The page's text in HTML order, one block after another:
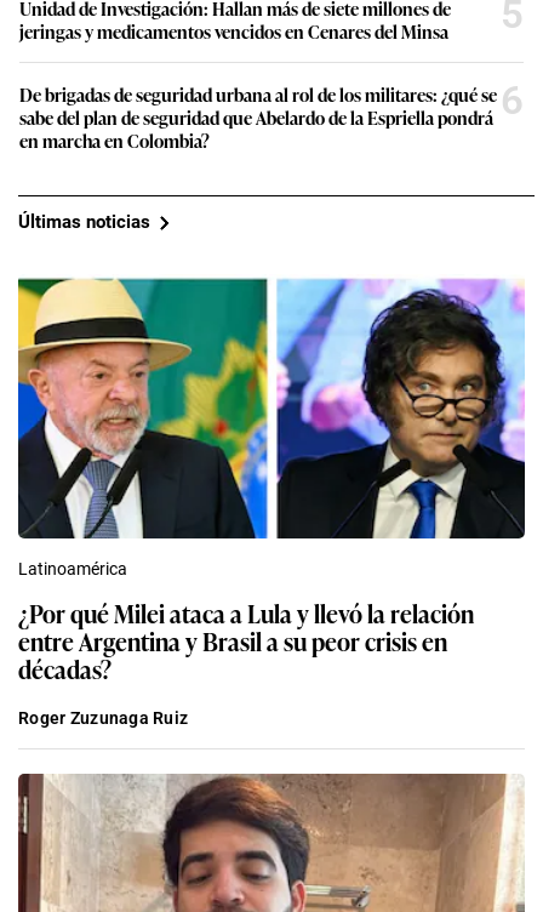
Unidad de Investigación: Hallan más de siete millones de
jeringas y medicamentos vencidos en Cenares del Minsa
5
De brigadas de seguridad urbana al rol de los militares: ¿qué se
sabe del plan de seguridad que Abelardo de la Espriella pondrá
en marcha en Colombia?
6
Últimas noticias
Latinoamérica
¿Por qué Milei ataca a Lula y llevó la relación
entre Argentina y Brasil a su peor crisis en
décadas?
Roger Zuzunaga Ruiz